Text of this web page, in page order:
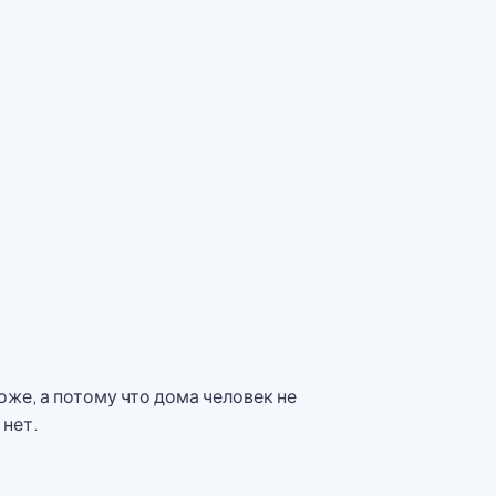
а потому что дома человек не